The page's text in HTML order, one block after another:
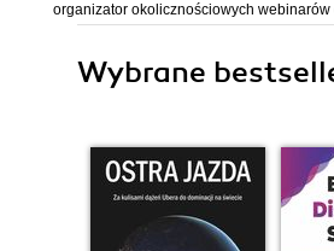
organizator okolicznościowych webinarów
Wybrane